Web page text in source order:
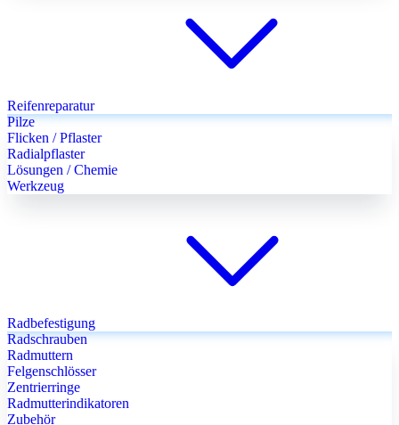
Reifenreparatur
Pilze
Flicken / Pflaster
Radialpflaster
Lösungen / Chemie
Werkzeug
Radbefestigung
Radschrauben
Radmuttern
Felgenschlösser
Zentrierringe
Radmutterindikatoren
Zubehör